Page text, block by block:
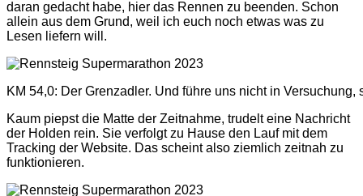
daran gedacht habe, hier das Rennen zu beenden. Schon
allein aus dem Grund, weil ich euch noch etwas was zu
Lesen liefern will.
KM 54,0: Der Grenzadler. Und führe uns nicht in
Kaum piepst die Matte der Zeitnahme, trudelt eine Nachricht
der Holden rein. Sie verfolgt zu Hause den Lauf mit dem
Tracking der Website. Das scheint also ziemlich zeitnah zu
funktionieren.